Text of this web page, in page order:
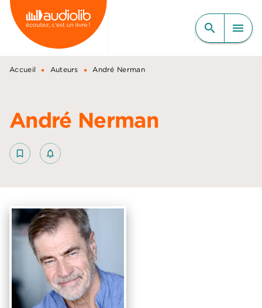
MENU RECHERCHE
CONTENU
PIED DE PAGE
search menu
Accueil • Auteurs • André Nerman
André Nerman
bookmark_border notifications_none_outlined